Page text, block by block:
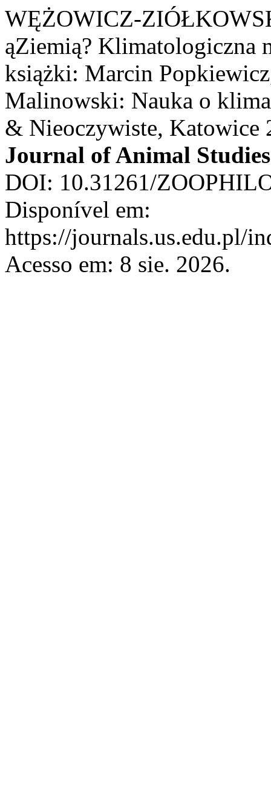
WĘŻOWICZ-
ąZiemią? Klimatologiczna
książki: Marcin
Malinowski: Nauka o
& Nieoczywiste, Katowice
Journal of Animal Studies
DOI: 10.31261/
Disponível em:
https://journals.us.edu.pl/
Acesso em: 8 sie. 2026.